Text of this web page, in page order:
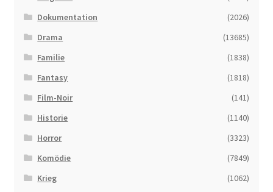
Dokumentation
(2026)
Drama
(13685)
Familie
(1838)
Fantasy
(1818)
Film-Noir
(141)
Historie
(1140)
Horror
(3323)
Komödie
(7849)
Krieg
(1062)